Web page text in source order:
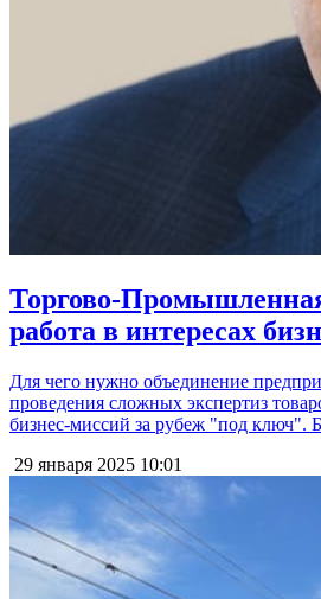
Торгово-
работа в интересах
Для чего нужно объединение
проведения сложных экспертиз
бизнес-миссий за рубеж "под ключ".
29 января 2025 10:01